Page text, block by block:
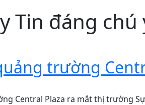
Tin đáng chú
trường
Central Plaza ra mắt thị trường